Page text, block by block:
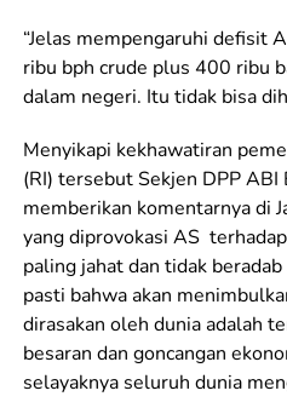
“Jelas mempengaruhi defisit
ribu bph crude plus 400 ribu
dalam negeri. Itu tidak bisa
Menyikapi kekhawatiran
(RI) tersebut Sekjen DPP ABI
memberikan komentarnya di
yang diprovokasi AS
paling jahat dan tidak
pasti bahwa akan
dirasakan oleh dunia adalah
besaran dan goncangan
selayaknya seluruh dunia